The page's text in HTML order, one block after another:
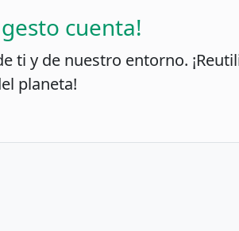
cuenta!
ti y de nuestro entorno.
planeta!